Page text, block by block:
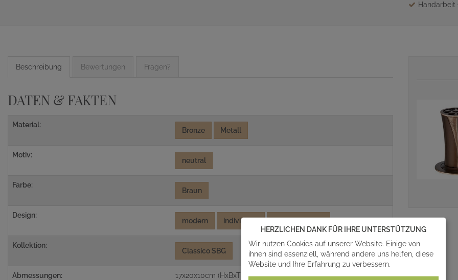
Handarbeit
Beschreibung Bewertungen Fragen?
DATEN & FAKTEN
Material:
Bronze Metall
Motiv:
neutral
Farbe:
Braun
Design:
modern individuell
Kollektion:
Classico SBG
Abmessungen: 17x20x10cm (HxBxT)
HERZLICHEN DANK FÜR IHRE UNTERSTÜTZUNG
Wir nutzen Cookies auf unserer Website. Einige von
ihnen sind essenziell, während andere uns helfen, diese
Website und Ihre Erfahrung zu verbessern.